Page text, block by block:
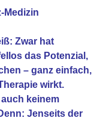
Medizin
Zwar hat
das Potenzial,
– ganz einfach,
wirkt.
keinem
Jenseits der